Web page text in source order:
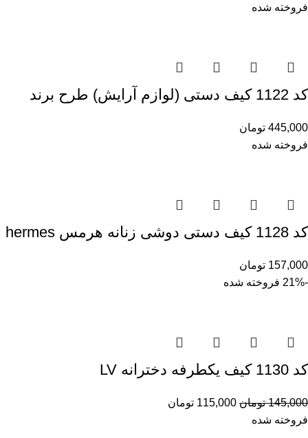
فروخته شده
کد 1122 کیف دستی (لوازم آرایش) طرح برند
445,000 تومان
فروخته شده
کد 1128 کیف دستی دوشی زنانه هرمس hermes
157,000 تومان
-21%
فروخته شده
کد 1130 کیف یکطرفه دخترانه LV
145,000 تومان 115,000 تومان
فروخته شده